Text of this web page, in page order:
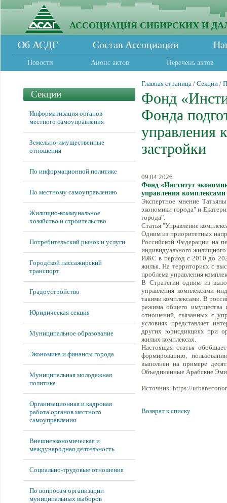
АССОЦИАЦИЯ СИБИРСКИХ И
Об АСДГ Состав Ассоциации
Новости Анонс актов Перечень актов
Секции
Информатизация органов
местного самоуправления
Земельно-имущественные
отношения
По информационной политике
По местному самоуправлению
Жилищно-коммунальное
хозяйство и строительство
Потребительский рынок и услуги
Городской пассажирский
транспорт
Градоустройство
Юридическая секция
Муниципальное образование
Экономика и финансы города
Муниципальная молодежная
политика
Организационная и кадровая
работа органов местного
самоуправления
Внешнеэкономическая и
международная деятельность
Социально-трудовые отношения
По вопросам организации
муниципальных выборов
Главная страница / Секции /
Фонд
Фонда
управления
застройки
09.04.2026
Фонд «Институт
управления
Экспертное мнение
экономики города" и
города".
Статья "Управление
Одним из приоритетных
Российской Федерации на
индивидуального
ИЖС в период с 2010 до
жилья. На территориях с
проблема управления
В Стратегии одним из
управления комплексами
такими комплексами. В
режима общего имущества
отношений, связанных с
условиях представляет
других юрисдикциях при
жилых комплексах.
Настоящая статья
формированию,
выполнен на примере
Объединенные Арабские
Источник: https://
Возврат к списку